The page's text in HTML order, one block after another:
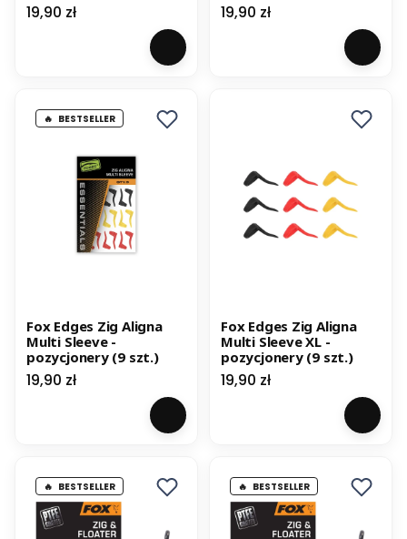
Cena
19,90 zł Cena
19,90 zł
BESTSELLER
Fox Edges Zig Aligna
Multi Sleeve -
pozycjonery (9 szt.)
Cena
19,90 zł
Fox Edges Zig Aligna
Multi Sleeve XL -
pozycjonery (9 szt.)
Cena
19,90 zł
BESTSELLER BESTSELLER